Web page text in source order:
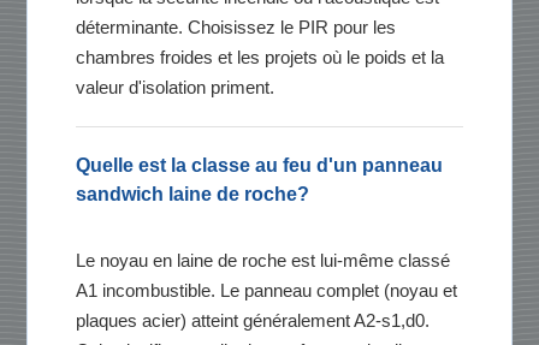
déterminante. Choisissez le PIR pour les
chambres froides et les projets où le poids et la
valeur d'isolation priment.
Quelle est la classe au feu d'un panneau
sandwich laine de roche?
Le noyau en laine de roche est lui-même classé
A1 incombustible. Le panneau complet (noyau et
plaques acier) atteint généralement A2-s1,d0.